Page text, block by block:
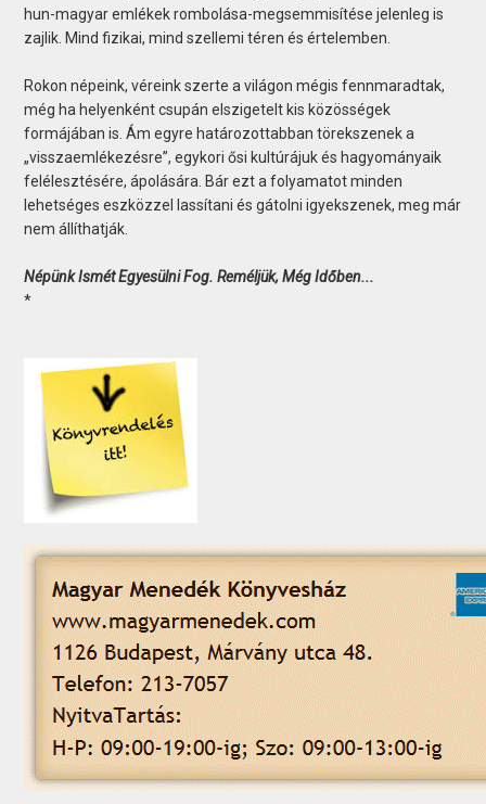
hun-magyar emlékek rombolása-megsemmisítése jelenleg is
zajlik. Mind fizikai, mind szellemi téren és értelemben.
Rokon népeink, véreink szerte a világon mégis fennmaradtak,
még ha helyenként csupán elszigetelt kis közösségek
formájában is. Ám egyre határozottabban törekszenek a
„visszaemlékezésre”, egykori ősi kultúrájuk és hagyományaik
felélesztésére, ápolására. Bár ezt a folyamatot minden
lehetséges eszközzel lassítani és gátolni igyekszenek, meg már
nem állíthatják.
Népünk Ismét Egyesülni Fog. Reméljük, Még Időben...
*